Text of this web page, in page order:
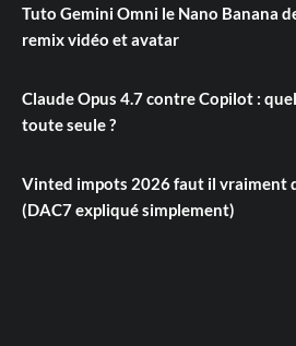
Tuto Gemini Omni le Nano Banana
remix vidéo et avatar
Claude Opus 4.7 contre Copilot :
toute seule ?
Vinted impots 2026 faut il vraiment
(DAC7 expliqué simplement)